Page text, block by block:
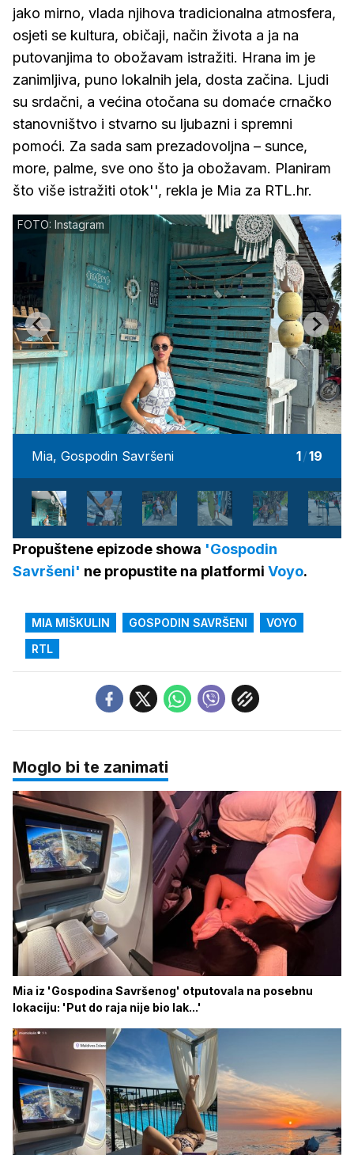
jako mirno, vlada njihova tradicionalna atmosfera,
osjeti se kultura, običaji, način života a ja na
putovanjima to obožavam istražiti. Hrana im je
zanimljiva, puno lokalnih jela, dosta začina. Ljudi
su srdačni, a većina otočana su domaće crnačko
stanovništvo i stvarno su ljubazni i spremni
pomoći. Za sada sam prezadovoljna – sunce,
more, palme, sve ono što ja obožavam. Planiram
što više istražiti otok'', rekla je Mia za RTL.hr.
FOTO: Instagram
Mia, Gospodin Savršeni 1/19
Propuštene epizode showa 'Gospodin
Savršeni' ne propustite na platformi Voyo.
MIA MIŠKULIN GOSPODIN SAVRŠENI
VOYO
RTL
Moglo bi te zanimati
Mia iz 'Gospodina Savršenog' otputovala na posebnu
lokaciju: 'Put do raja nije bio lak...'